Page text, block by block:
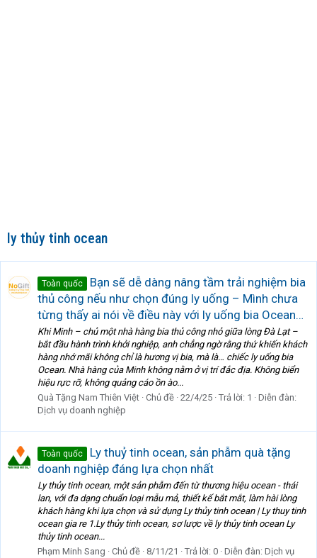
ly thủy tinh ocean
Toàn quốc
Bạn sẽ dễ dàng nâng tầm trải nghiệm bia
thủ công nếu như chọn đúng ly uống – Mình chưa
từng thấy ai nói về điều này với ly uống bia Ocean…
Khi Minh – chủ một nhà hàng bia thủ công nhỏ giữa lòng Đà Lạt –
bắt đầu hành trình khởi nghiệp, anh chẳng ngờ rằng thứ khiến khách
hàng nhớ mãi không chỉ là hương vị bia, mà là… chiếc ly uống bia
Ocean. Nhà hàng của Minh không nằm ở vị trí đắc địa. Không biển
hiệu rực rỡ, không quảng cáo ồn ào...
Quà Tặng Nam Thiên Việt Chủ đề 22/4/25 Trả lời: 1
Diễn đàn:
Dịch vụ doanh nghiệp
Toàn quốc
Ly thuỷ tinh ocean, sản phẫm quà tặng
doanh nghiệp đáng lựa chọn nhất
Ly thủy tinh ocean, một sản phẫm đến từ thương hiệu ocean - thái
lan, với đa dạng chuẩn loại mẫu mả, thiết kế bắt mắt, làm hài lòng
khách hàng khi lựa chọn và sử dụng Ly thủy tinh ocean | Ly thuy tinh
ocean gia re 1.Ly thủy tinh ocean, sơ lược về ly thủy tinh ocean Ly
thủy tinh ocean...
Phạm Minh Sang
Chủ đề 8/11/21 Trả lời: 0 Diễn đàn: Dịch vụ